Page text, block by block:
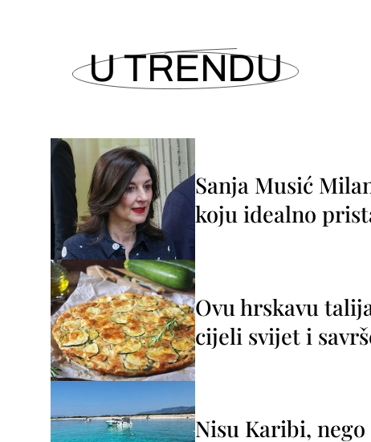
U TRENDU
Sanja Musić
koju idealno
Ovu hrskavu
cijeli svijet i
Nisu Karibi,